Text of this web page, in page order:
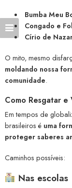
Bumba Meu
Congado e
Círio de
O mito, mesmo
moldando nossa
comunidade.
Como Resgatar e
Em tempos de
brasileiros é uma
proteger saberes
Caminhos possíveis:
Nas escolas